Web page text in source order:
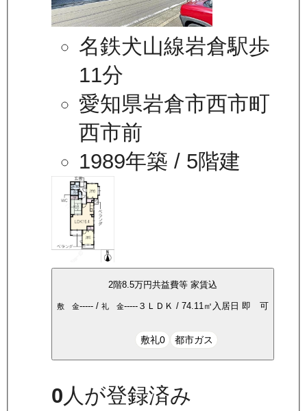
名鉄犬山線岩倉駅歩
11分
愛知県岩倉市西市町
西市前
1989年築 / 5階建
2階8.5万円共益費等家賃込
敷 金----- /礼 金----- ３ＬＤＫ /74.11㎡ 入居日 即 可
敷礼0 都市ガス
0 人が登録済み